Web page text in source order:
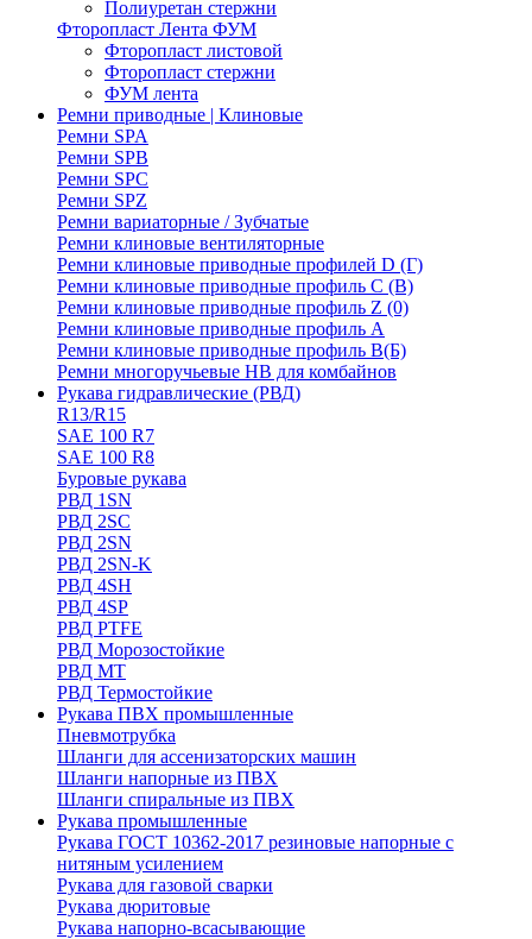
Полиуретан стержни
Фторопласт Лента ФУМ
Фторопласт листовой
Фторопласт стержни
ФУМ лента
Ремни приводные | Клиновые
Ремни SPA
Ремни SPB
Ремни SPC
Ремни SPZ
Ремни вариаторные / Зубчатые
Ремни клиновые вентиляторные
Ремни клиновые приводные профилей D (Г)
Ремни клиновые приводные профиль C (В)
Ремни клиновые приводные профиль Z (0)
Ремни клиновые приводные профиль А
Ремни клиновые приводные профиль В(Б)
Ремни многоручьевые НВ для комбайнов
Рукава гидравлические (РВД)
R13/R15
SAE 100 R7
SAE 100 R8
Буровые рукава
РВД 1SN
РВД 2SC
РВД 2SN
РВД 2SN-K
РВД 4SH
РВД 4SP
РВД PTFE
РВД Морозостойкие
РВД МТ
РВД Термостойкие
Рукава ПВХ промышленные
Пневмотрубка
Шланги для ассенизаторских машин
Шланги напорные из ПВХ
Шланги спиральные из ПВХ
Рукава промышленные
Рукава ГОСТ 10362-2017 резиновые напорные с
нитяным усилением
Рукава для газовой сварки
Рукава дюритовые
Рукава напорно-всасывающие